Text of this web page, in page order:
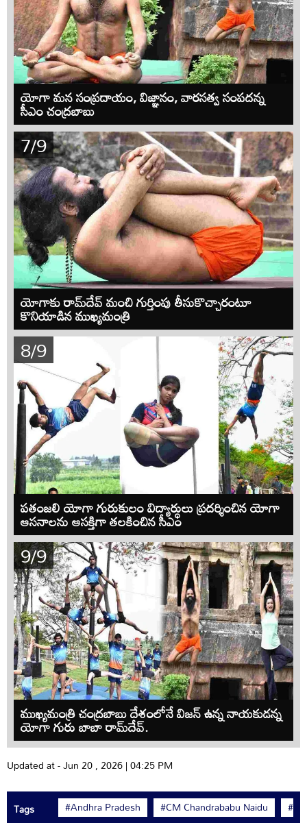
యోగా మన సంప్రదాయం, విజ్ఞానం, వారసత్వ సంపదన్న
సీఎం చంద్రబాబు
7/9
యోగాకు రామ్‌దేవ్ మంచి గుర్తింపు తీసుకొచ్చారంటూ
కొనియాడిన ముఖ్యమంత్రి
8/9
పతంజలి యోగా గురుకులం విద్యార్ధులు ప్రదర్శించిన యోగా
ఆసనాలను ఆసక్తిగా తలకించిన సీఎం
9/9
ముఖ్యమంత్రి చంద్రబాబు దేశంలోనే విజన్ ఉన్న నాయకుడన్న
యోగా గురు బాబా రామ్‌దేవ్.
Updated at - Jun 20 , 2026 | 04:25 PM
Tags #Andhra Pradesh #CM Chandrababu Naidu